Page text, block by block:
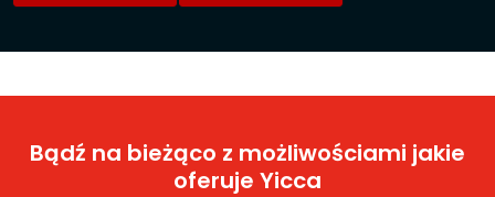
Bądź na bieżąco z możliwościami jakie
oferuje Yicca